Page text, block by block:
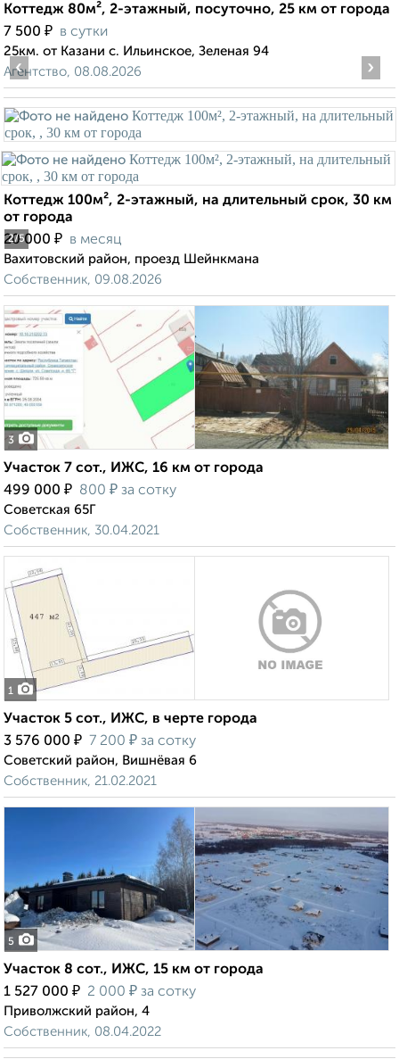
Коттедж 80м², 2-этажный, посуточно, 25 км от города
7 500 ₽ в сутки
25км. от Казани с. Ильинское, Зеленая 94
Агентство, 08.08.2026
2/5
‹ ›
Коттедж 100м², 2-этажный, на длительный срок, 30 км
от города
20 000 ₽ в месяц
Вахитовский район, проезд Шейнкмана
Собственник, 09.08.2026
3
Участок 7 сот., ИЖС, 16 км от города
499 000 ₽ 800 ₽ за сотку
Советская 65Г
Собственник, 30.04.2021
1
Участок 5 сот., ИЖС, в черте города
3 576 000 ₽ 7 200 ₽ за сотку
Советский район, Вишнёвая 6
Собственник, 21.02.2021
5
Участок 8 сот., ИЖС, 15 км от города
1 527 000 ₽ 2 000 ₽ за сотку
Приволжский район, 4
Собственник, 08.04.2022